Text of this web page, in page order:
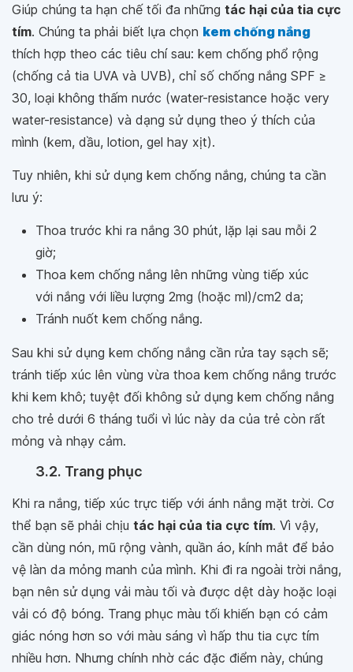
Giúp chúng ta hạn chế tối đa những tác hại của tia cực
tím. Chúng ta phải biết lựa chọn kem chống nắng
thích hợp theo các tiêu chí sau: kem chống phổ rộng
(chống cả tia UVA và UVB), chỉ số chống nắng SPF ≥
30, loại không thấm nước (water-resistance hoặc very
water-resistance) và dạng sử dụng theo ý thích của
mình (kem, dầu, lotion, gel hay xịt).
Tuy nhiên, khi sử dụng kem chống nắng, chúng ta cần
lưu ý:
Thoa trước khi ra nắng 30 phút, lặp lại sau mỗi 2
giờ;
Thoa kem chống nắng lên những vùng tiếp xúc
với nắng với liều lượng 2mg (hoặc ml)/cm2 da;
Tránh nuốt kem chống nắng.
Sau khi sử dụng kem chống nắng cần rửa tay sạch sẽ;
tránh tiếp xúc lên vùng vừa thoa kem chống nắng trước
khi kem khô; tuyệt đối không sử dụng kem chống nắng
cho trẻ dưới 6 tháng tuổi vì lúc này da của trẻ còn rất
mỏng và nhạy cảm.
3.2. Trang phục
Khi ra nắng, tiếp xúc trực tiếp với ánh nắng mặt trời. Cơ
thể bạn sẽ phải chịu tác hại của tia cực tím. Vì vậy,
cần dùng nón, mũ rộng vành, quần áo, kính mắt để bảo
vệ làn da mỏng manh của mình. Khi đi ra ngoài trời nắng,
bạn nên sử dụng vải màu tối và được dệt dày hoặc loại
vải có độ bóng. Trang phục màu tối khiến bạn có cảm
giác nóng hơn so với màu sáng vì hấp thu tia cực tím
nhiều hơn. Nhưng chính nhờ các đặc điểm này, chúng